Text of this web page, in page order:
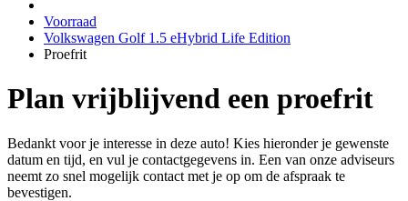
Voorraad
Volkswagen Golf 1.5 eHybrid Life Edition
Proefrit
Plan vrijblijvend een proefrit
Bedankt voor je interesse in deze auto! Kies hieronder je gewenste
datum en tijd, en vul je contactgegevens in. Een van onze adviseurs
neemt zo snel mogelijk contact met je op om de afspraak te
bevestigen.